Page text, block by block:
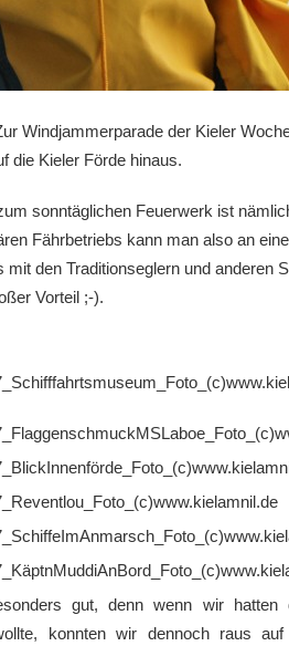
Windjammerparade der Kieler
die Kieler Förde hinaus.
sonntäglichen Feuerwerk ist
Fährbetriebs kann man also an
den Traditionseglern und anderen
Vorteil ;-).
gut, denn wenn wir
konnten wir dennoch raus